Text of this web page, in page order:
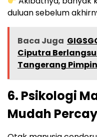
duluan sebelum
Baca Juga
Ciputra
Tangerang
6. Psikologi
Mudah